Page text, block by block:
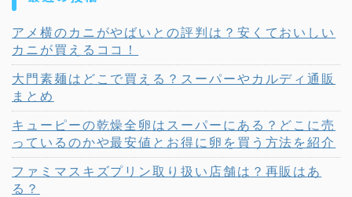
アメ横のカニがやばいとの評判は？安くておいしい
カニが買えるココ！
大門素麺はどこで買える？スーパーやカルディ通販
まとめ
キューピーの乾燥全卵はスーパーにある？どこに売
っているのかや最安値とお得に卵を買う方法を紹介
ファミマスキズプリン取り扱い店舗は？再販はあ
る？